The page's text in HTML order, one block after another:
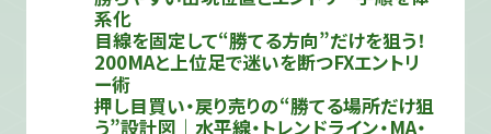
系化
目線を固定して“勝てる方向”だけを狙う！
200MAと上位足で迷いを断つFXエントリ
ー術
押し目買い・戻り売りの“勝てる場所だけ狙
う”設計図｜水平線・トレンドライン・MA・